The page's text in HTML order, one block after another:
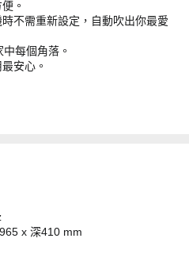
。
不需重新設定，自動吹出你最愛
每個角落。
安心。
x 深410 mm